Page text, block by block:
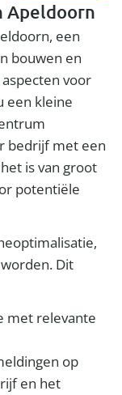
Apeldoorn
een
bouwen en
voor
een kleine
bedrijf met een
is van groot
potentiële
Dit
met relevante
op
en het